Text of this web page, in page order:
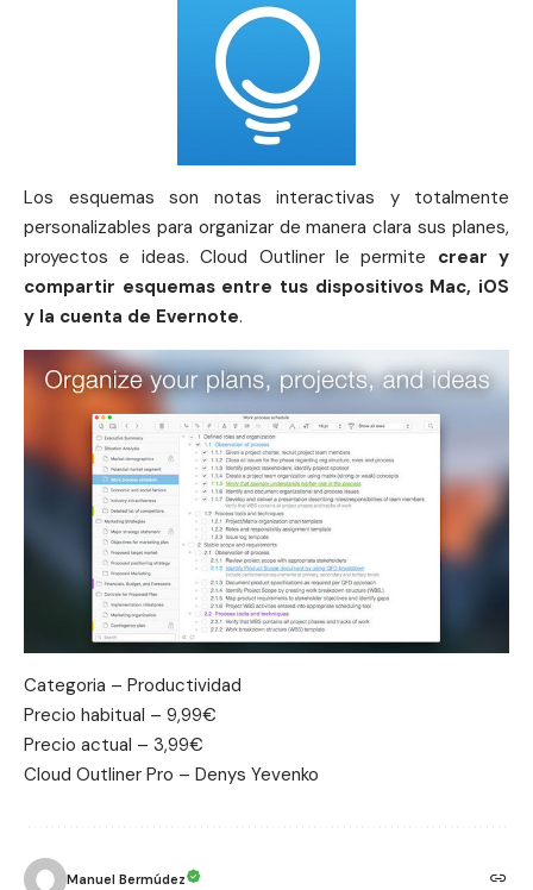
Los esquemas son notas interactivas y totalmente
personalizables para organizar de manera clara sus planes,
proyectos e ideas. Cloud Outliner le permite crear y
compartir esquemas entre tus dispositivos Mac, iOS
y la cuenta de Evernote.
Categoria – Productividad
Precio habitual – 9,99€
Precio actual – 3,99€
Cloud Outliner Pro – Denys Yevenko
Manuel Bermúdez